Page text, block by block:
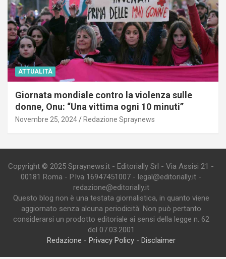
ATTUALITÀ
Giornata mondiale contro la violenza sulle
donne, Onu: “Una vittima ogni 10 minuti”
Novembre 25, 2024 Redazione Spraynews
Copyright © 2025 Spraynews.it - Editorially Srl - Via Assisi 21 -
00181 Roma - P.Iva 16947451007 - legal@editorially.it -
redazione@editorially.it
Questo blog non è una testata giornalistica, in quanto viene
aggiornato senza alcuna periodicità. Non può pertanto
considerarsi un prodotto editoriale ai sensi della legge n. 62
del 07.03.2001
Redazione - Privacy Policy- Disclaimer